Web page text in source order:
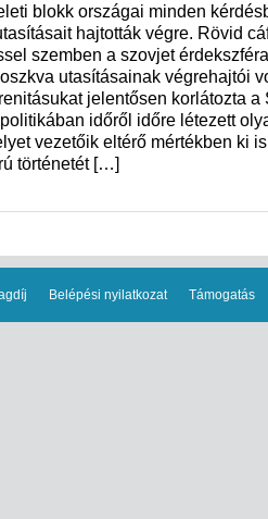
blokk országai minden
hajtották végre. Rövid
szemben a szovjet
utasításainak végrehajtói
jelentősen korlátozta a
időről időre létezett
vezetőik eltérő mértékben ki
történetét […]
Belépési nyilatkozat Támogatás